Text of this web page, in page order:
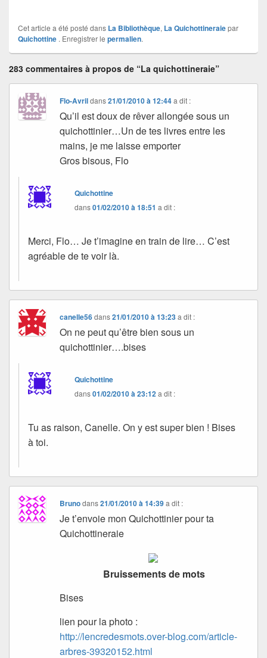
Cet article a été posté dans La Bibliothèque, La Quichottineraiepar
Quichottine . Enregistrer le permalien.
283 commentaires à propos de “La quichottineraie”
Flo-Avrildans21/01/2010 à 12:44 a dit :
Qu’il est doux de rêver allongée sous un
quichottinier…Un de tes livres entre les
mains, je me laisse emporter
Gros bisous, Flo
Quichottine
dans01/02/2010 à 18:51 a dit :
Merci, Flo… Je t’imagine en train de lire… C’est
agréable de te voir là.
canelle56dans21/01/2010 à 13:23 a dit :
On ne peut qu’être bien sous un
quichottinier….bises
Quichottine
dans01/02/2010 à 23:12a dit :
Tu as raison, Canelle. On y est super bien ! Bises
à toi.
Brunodans21/01/2010 à 14:39 a dit :
Je t’envoie mon Quichottinier pour ta
Quichottineraie
Bruissements de mots
Bises
lien pour la photo :
http://lencredesmots.over-blog.com/article-
arbres-39320152.html